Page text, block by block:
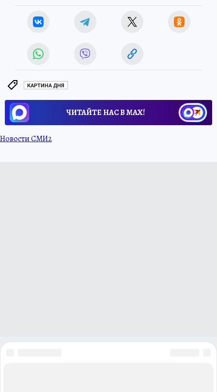
КАРТИНА ДНЯ
ЧИТАЙТЕ НАС В МАХ!
Новости СМИ2